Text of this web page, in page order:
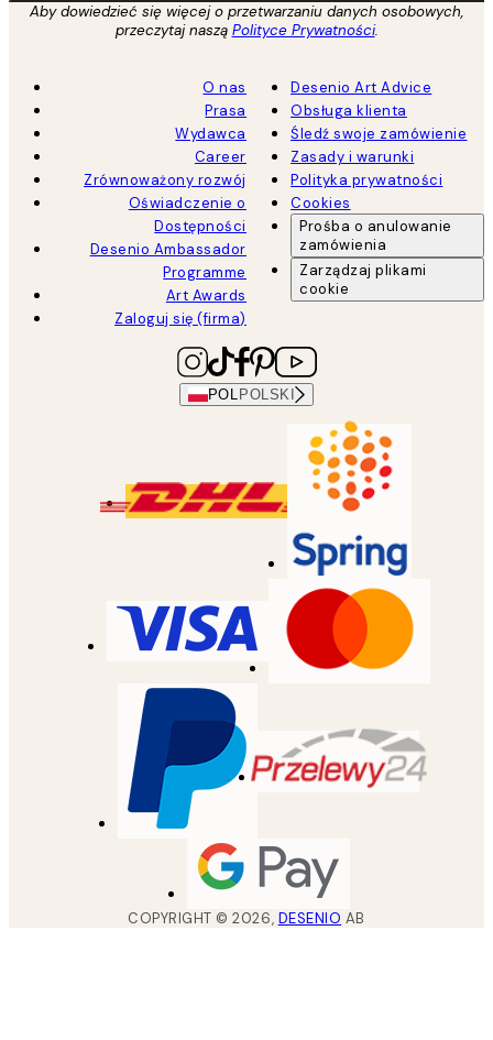
Aby dowiedzieć się więcej o przetwarzaniu danych osobowych,
przeczytaj naszą Polityce Prywatności.
O nas
Prasa
Wydawca
Career
Zrównoważony rozwój
Oświadczenie o
Dostępności
Desenio Ambassador
Programme
Art Awards
Zaloguj się (firma)
Desenio Art Advice
Obsługa klienta
Śledź swoje zamówienie
Zasady i warunki
Polityka prywatności
Cookies
Prośba o anulowanie
zamówienia
Zarządzaj plikami
cookie
POL POLSKI
COPYRIGHT ©2026, DESENIO AB